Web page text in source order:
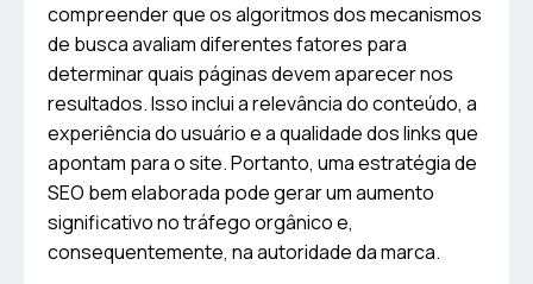
compreender que os algoritmos dos mecanismos
de busca avaliam diferentes fatores para
determinar quais páginas devem aparecer nos
resultados. Isso inclui a relevância do conteúdo, a
experiência do usuário e a qualidade dos links que
apontam para o site. Portanto, uma estratégia de
SEO bem elaborada pode gerar um aumento
significativo no tráfego orgânico e,
consequentemente, na autoridade da marca.